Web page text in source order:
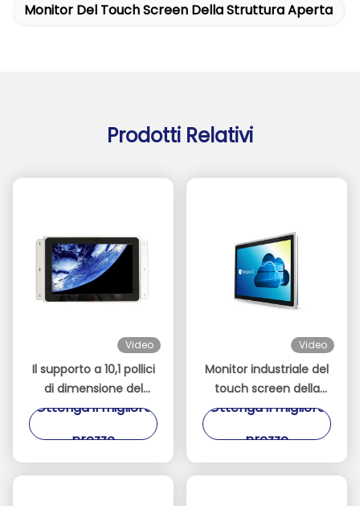
Monitor Del Touch Screen Della Struttura Aperta
Prodotti Relativi
Video
Il supporto a 10,1 pollici
di dimensione del
monitor capacitivo
montaggio
Ottenga il migliore
prezzo
Video
Monitor industriale del
touch screen della
struttura aperta di
Ottenga il migliore
prezzo